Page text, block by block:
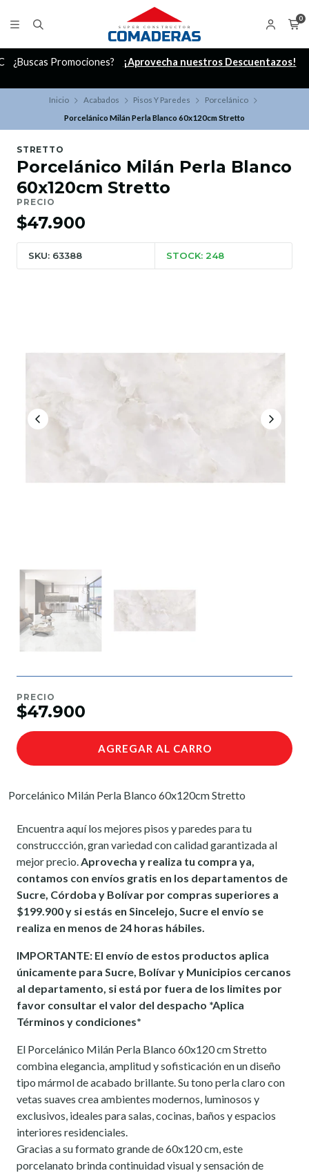
0
¿Buscas Promociones? ¡Aprovecha nuestros Descuentazos!
Inicio Acabados Pisos Y Paredes
Porcelánico
Porcelánico Milán Perla Blanco 60x120cm Stretto
STRETTO
Porcelánico Milán Perla Blanco
60x120cm Stretto
PRECIO
$47.900
SKU: 63388 STOCK: 248
PRECIO
$47.900
AGREGAR AL CARRO
Porcelánico Milán Perla Blanco 60x120cm Stretto
Encuentra aquí los mejores pisos y paredes para tu
construccción, gran variedad con calidad garantizada al
mejor precio.Aprovecha y realiza tu compra ya,
contamos con envíos gratis en los departamentos de
Sucre, Córdoba y Bolívar por compras superiores a
$199.900 y si estás en Sincelejo, Sucre el envío se
realiza en menos de 24 horas hábiles.
IMPORTANTE: El envío de estos productos aplica
únicamente para Sucre, Bolívar y Municipios cercanos
al departamento, si está por fuera de los limites por
favor consultar el valor del despacho *Aplica
Términos y condiciones*
El Porcelánico Milán Perla Blanco 60x120 cm Stretto
combina elegancia, amplitud y sofisticación en un diseño
tipo mármol de acabado brillante. Su tono perla claro con
vetas suaves crea ambientes modernos, luminosos y
exclusivos, ideales para salas, cocinas, baños y espacios
interiores residenciales.
Gracias a su formato grande de 60x120 cm, este
porcelanato brinda continuidad visual y sensación de